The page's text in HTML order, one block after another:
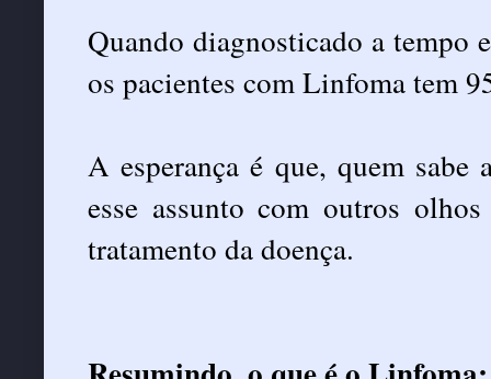
Quando diagnosticado a tempo
os pacientes com Linfoma tem
A esperança é que, quem sabe
esse assunto com outros
tratamento da doença.